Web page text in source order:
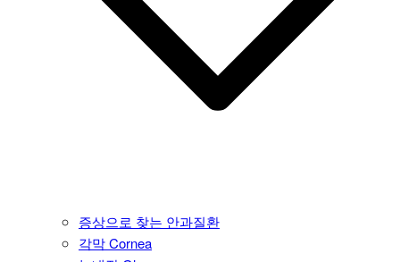
증상으로 찾는 안과질환
각막 Cornea